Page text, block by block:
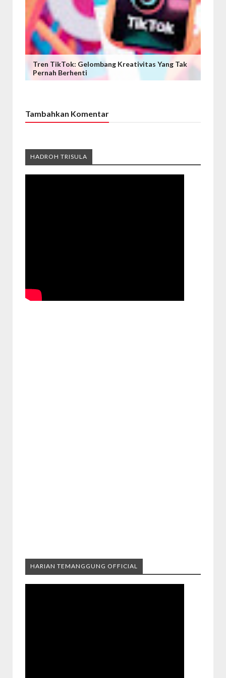
Tren TikTok: Gelombang Kreativitas Yang Tak
Pernah Berhenti
Tambahkan Komentar
HADROH TRISULA
HARIAN TEMANGGUNG OFFICIAL